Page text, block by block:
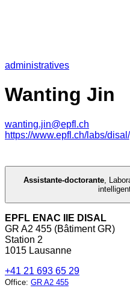
administratives
Wanting Jin
wanting.jin@epfl.ch
https://www.epfl.ch/labs/
Assistante-doctorante,
EPFL ENAC IIE DISAL
GR A2 455 (Bâtiment GR)
Station 2
1015 Lausanne
+41 21 693 65 29
Office: GR A2 455